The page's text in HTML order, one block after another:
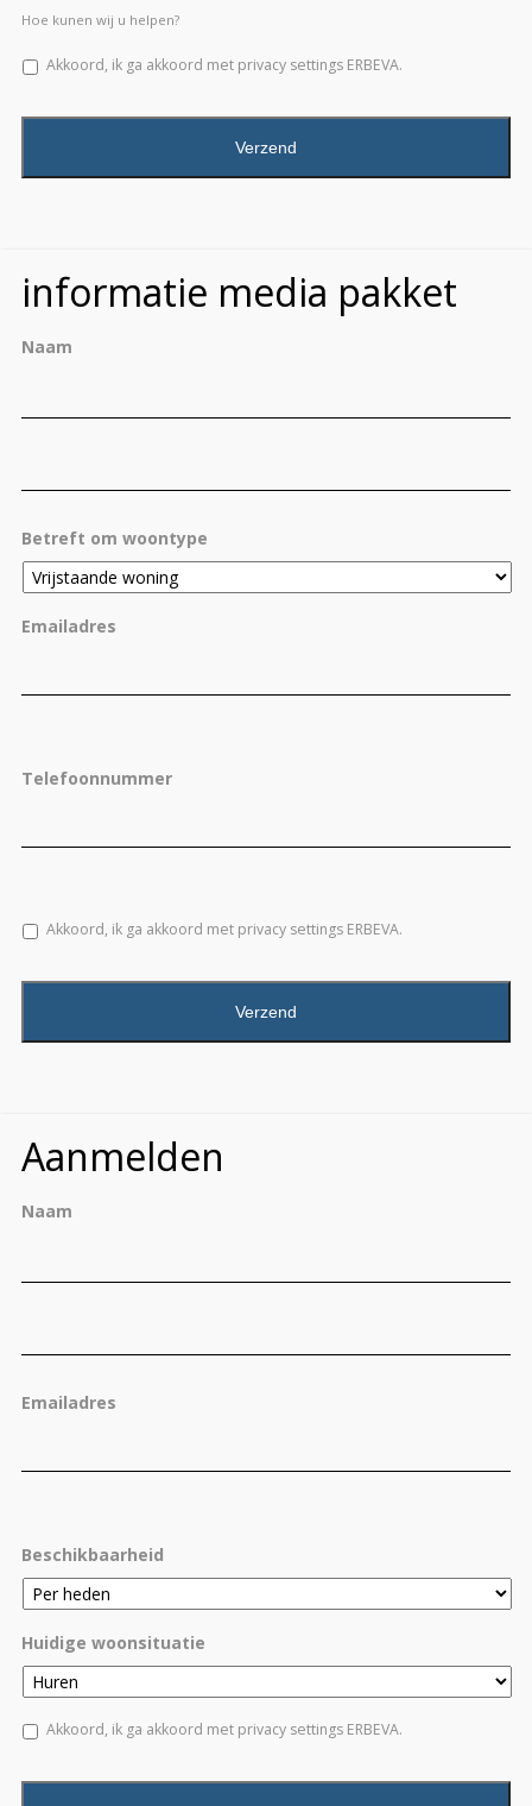
Hoe kunen wij u helpen?
Akkoord, ik ga akkoord met privacy settings ERBEVA.
informatie media pakket
Naam
Betreft om woontype
Emailadres
Telefoonnummer
Akkoord, ik ga akkoord met privacy settings ERBEVA.
Aanmelden
Naam
Emailadres
Beschikbaarheid
Huidige woonsituatie
Akkoord, ik ga akkoord met privacy settings ERBEVA.